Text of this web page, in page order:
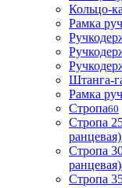
Кольцо-
Рамка
Штанга-
Рамка
Стропа60
Стропа
ранцевая)
Стропа
ранцевая)
Стропа